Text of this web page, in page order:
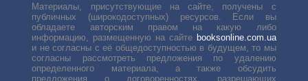
Материалы, присутствующие на сайте, получены с
публичных (широкодоступных) ресурсов. Если вы
обладаете авторским правом на какую либо
информацию, размещенную на сайте booksonline.com.ua
и не согласны с её общедоступностью в будущем, то мы
согласны рассмотреть предложения по удалению
определенного материала, а также обсудить
предложения о договоренностях, разрешающих